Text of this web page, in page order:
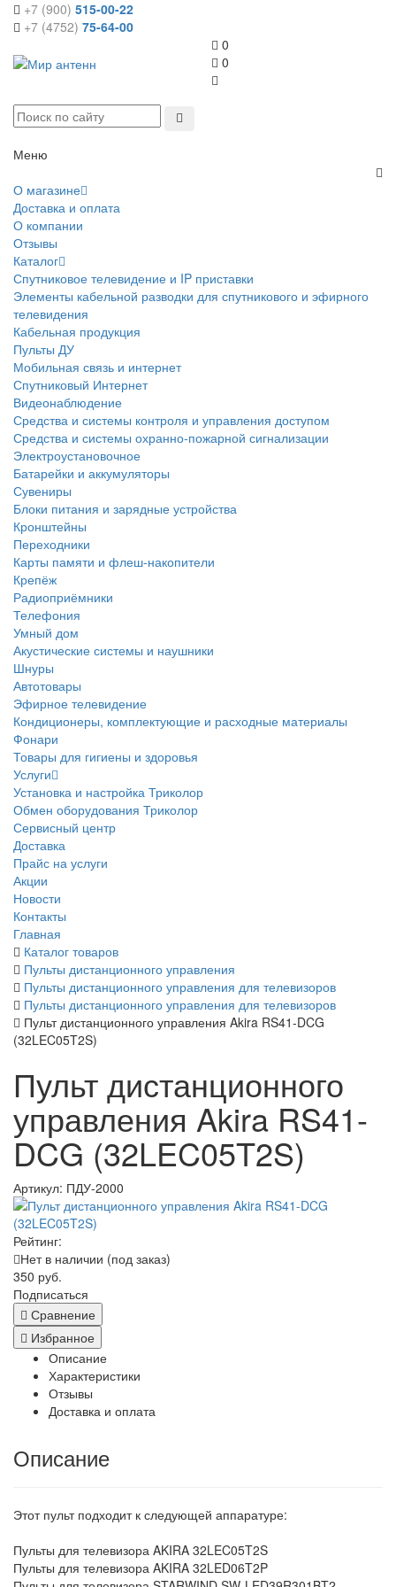
+7 (900) 515-00-22
+7 (4752) 75-64-00
0
0
Меню
О магазине
Доставка и оплата
О компании
Отзывы
Каталог
Спутниковое телевидение и IP приставки
Элементы кабельной разводки для спутникового и эфирного
телевидения
Кабельная продукция
Пульты ДУ
Мобильная связь и интернет
Спутниковый Интернет
Видеонаблюдение
Средства и системы контроля и управления доступом
Средства и системы охранно-пожарной сигнализации
Электроустановочное
Батарейки и аккумуляторы
Сувениры
Блоки питания и зарядные устройства
Кронштейны
Переходники
Карты памяти и флеш-накопители
Крепёж
Радиоприёмники
Телефония
Умный дом
Акустические системы и наушники
Шнуры
Автотовары
Эфирное телевидение
Кондиционеры, комплектующие и расходные материалы
Фонари
Товары для гигиены и здоровья
Услуги
Установка и настройка Триколор
Обмен оборудования Триколор
Сервисный центр
Доставка
Прайс на услуги
Акции
Новости
Контакты
Главная
Каталог товаров
Пульты дистанционного управления
Пульты дистанционного управления для телевизоров
Пульты дистанционного управления для телевизоров
Пульт дистанционного управления Akira RS41-DCG
(32LEC05T2S)
Пульт дистанционного
управления Akira RS41-
DCG (32LEC05T2S)
Артикул: ПДУ-2000
Рейтинг:
Нет в наличии (под заказ)
350 руб.
Подписаться
Сравнение
Избранное
Описание
Характеристики
Отзывы
Доставка и оплата
Описание
Этот пульт подходит к следующей аппаратуре:
Пульты для телевизора AKIRA 32LEC05T2S
Пульты для телевизора AKIRA 32LED06T2P